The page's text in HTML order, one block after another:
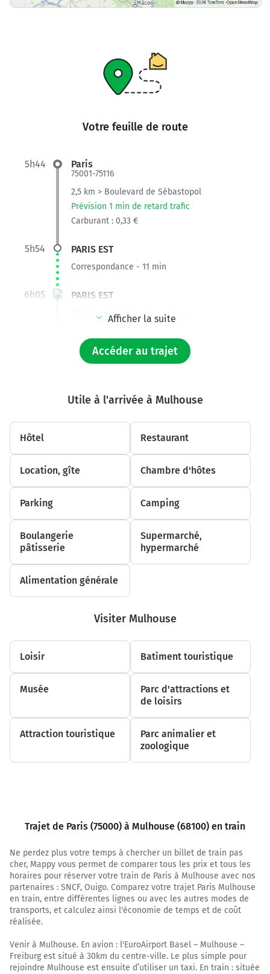
Votre feuille de route
5h44 Paris
75001-75116
2,5 km > Boulevard de Sébastopol
Prévision 1 min de retard trafic
Carburant : 0,33 €
5h54 PARIS EST
Correspondance - 11 min
6h05 PARIS EST
TER Fluo / Direct / 2ème classe
MULHOUSE VILLE
Carburant : 0,28 €
11h21
Afficher la suite
Accéder au trajet
Utile à l'arrivée à Mulhouse
Hôtel Restaurant
Location, gîte Chambre d'hôtes
Parking Camping
Boulangerie
pâtisserie
Supermarché,
hypermarché
Alimentation générale
Visiter Mulhouse
Loisir Batiment touristique
Musée
Parc d'attractions et
de loisirs
Attraction touristique
Parc animalier et
zoologique
Trajet de Paris (75000) à Mulhouse (68100) en train
Ne perdez plus votre temps à chercher un billet de train pas
cher, Mappy vous permet de comparer tous les prix et tous les
horaires pour réserver votre train de Paris à Mulhouse avec nos
partenaires : SNCF, Ouigo. Comparez votre trajet Paris Mulhouse
en train, entre différentes lignes ou avec les autres modes de
transports, et calculez ainsi l'économie de temps et de coût
réalisée.
Venir à Mulhouse. En avion : l'EuroAirport Basel – Mulhouse –
Freiburg est situé à 30km du centre-ville. Le plus simple pour
rejoindre Mulhouse est ensuite d’utiliser un taxi. En train : située